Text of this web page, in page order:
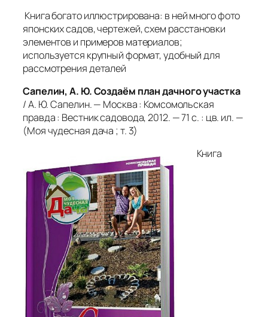
Книга богато иллюстрирована: в ней много фото
японских садов, чертежей, схем расстановки
элементов и примеров материалов;
используется крупный формат, удобный для
рассмотрения деталей
Сапелин, А. Ю. Создаём план дачного участка
/ А. Ю. Сапелин. — Москва : Комсомольская
правда : Вестник садовода, 2012. — 71 с. : цв. ил. —
(Моя чудесная дача ; т. 3)
Книга